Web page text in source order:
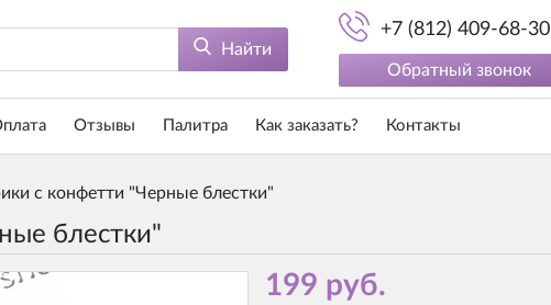
Найти
+7 (812) 409-68-30
Обратный звонок
Отзывы Палитра Как заказать? Контакты
с конфетти "Черные блестки"
блестки"
199 руб.